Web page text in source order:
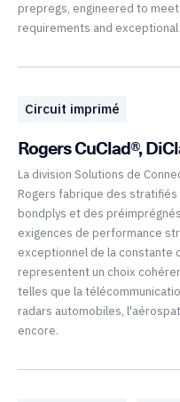
prepregs, engineered to
requirements and
Circuit imprimé
Rogers CuClad®,
La division Solutions de
Rogers fabrique des
bondplys et des
exigences de performance
exceptionnel de la constante
representent un choix
telles que la
radars automobiles,
encore.